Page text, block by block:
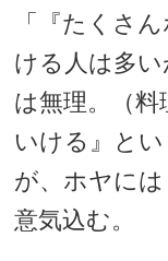
「『たくさ
ける人は多
は無理。（料
いける』と
が、ホヤに
意気込む。